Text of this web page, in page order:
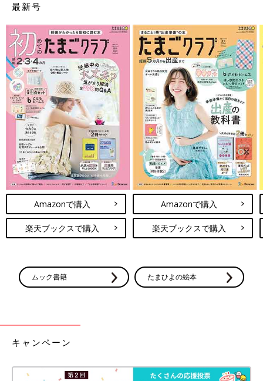
最新号
Amazonで購入
楽天ブックスで購入
Amazonで購入
楽天ブックスで購入
ムック書籍 たまひよの絵本
キャンペーン